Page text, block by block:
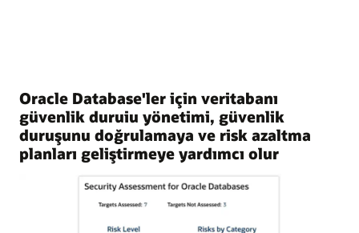
Oracle Database'ler için veritabanı
güvenlik duruiu yönetimi, güvenlik
duruşunu doğrulamaya ve risk azaltma
planları geliştirmeye yardımcı olur